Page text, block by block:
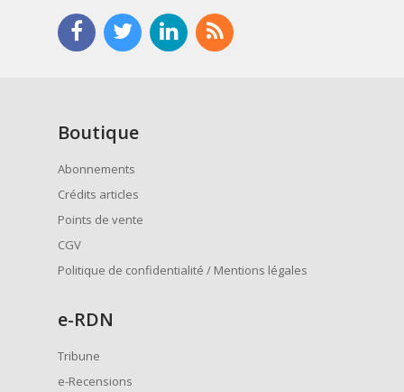
Boutique
Abonnements
Crédits articles
Points de vente
CGV
Politique de confidentialité / Mentions légales
e-RDN
Tribune
e-Recensions